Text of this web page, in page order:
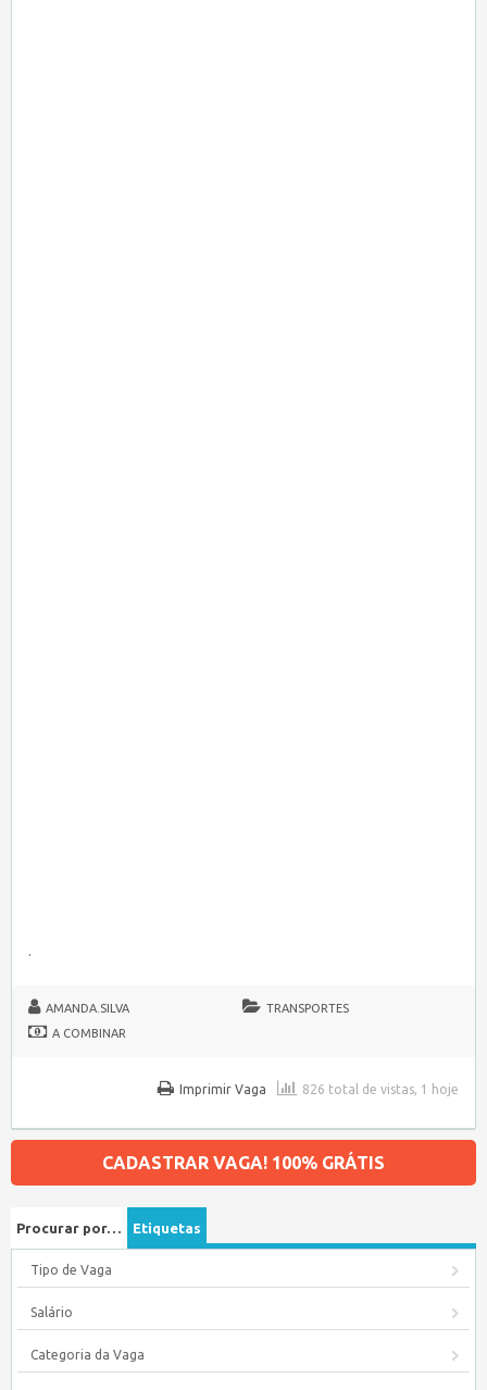
.
AMANDA.SILVA
TRANSPORTES
A COMBINAR
826 total de vistas, 1 hoje
Imprimir Vaga
CADASTRAR VAGA! 100% GRÁTIS
Procurar por… Etiquetas
Tipo de Vaga
Salário
Categoria da Vaga